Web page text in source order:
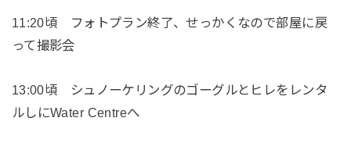
11:20頃 フォトプラン終了、せっかくなので部屋に戻
って撮影会
13:00頃 シュノーケリングのゴーグルとヒレをレンタ
ルしにWater Centreへ